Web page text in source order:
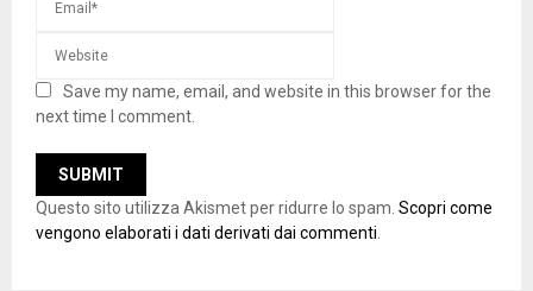
Save my name, email, and website in this browser for the
next time I comment.
Questo sito utilizza Akismet per ridurre lo spam. Scopri come
vengono elaborati i dati derivati dai commenti